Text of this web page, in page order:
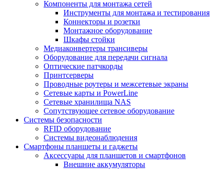
Компоненты для монтажа сетей
Инструменты для монтажа и тестирования
Коннекторы и розетки
Монтажное оборудование
Шкафы стойки
Медиаконвертеры трансиверы
Оборудование для передачи сигнала
Оптические патчкорды
Принтсерверы
Проводные роутеры и межсетевые экраны
Сетевые карты и PowerLine
Сетевые хранилища NAS
Сопутствующее сетевое оборудование
Системы безопасности
RFID оборудование
Системы видеонаблюдения
Смартфоны планшеты и гаджеты
Аксессуары для планшетов и смартфонов
Внешние аккумуляторы